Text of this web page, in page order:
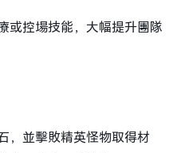
或控場技能，大幅提升團隊
，並擊敗精英怪物取得材